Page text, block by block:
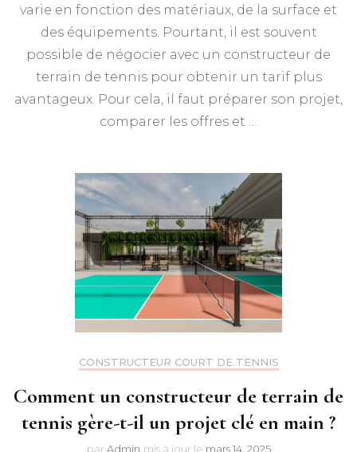
varie en fonction des matériaux, de la surface et
des équipements. Pourtant, il est souvent
possible de négocier avec un constructeur de
terrain de tennis pour obtenir un tarif plus
avantageux. Pour cela, il faut préparer son projet,
comparer les offres et …
CONSTRUCTEUR COURT DE TENNIS
Comment un constructeur de terrain de
tennis gère-t-il un projet clé en main ?
par Admin mis à jour le mars 14, 2025